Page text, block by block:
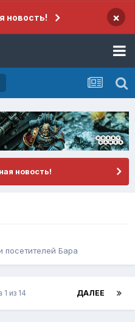
новость! ×
новость!
посетителей Бара
ДАЛЕЕ
1 из 14